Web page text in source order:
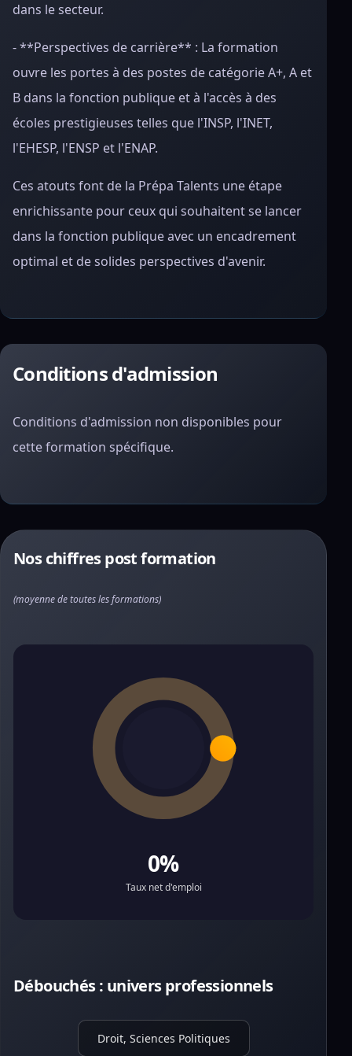
dans le secteur.
- **Perspectives de carrière** : La formation
ouvre les portes à des postes de catégorie A+, A et
B dans la fonction publique et à l'accès à des
écoles prestigieuses telles que l'INSP, l'INET,
l'EHESP, l'ENSP et l'ENAP.
Ces atouts font de la Prépa Talents une étape
enrichissante pour ceux qui souhaitent se lancer
dans la fonction publique avec un encadrement
optimal et de solides perspectives d'avenir.
Conditions d'admission
Conditions d'admission non disponibles pour
cette formation spécifique.
Nos chiffres post formation
(moyenne de toutes les formations)
0%
Taux net d'emploi
Débouchés : univers professionnels
Droit, Sciences Politiques